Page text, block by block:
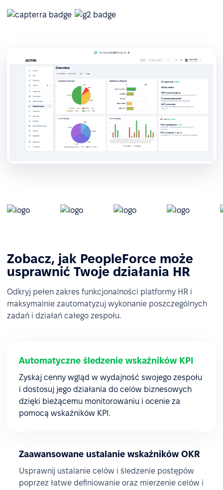
Zobacz, jak PeopleForce może
usprawnić Twoje działania HR
Odkryj pełen zakres funkcjonalności platformy HR i
maksymalnie zautomatyzuj wykonanie poszczególnych
zadań i działań całego zespołu.
Automatyczne śledzenie wskaźników KPI
Zyskaj cenny wgląd w wydajność swojego zespołu
i dostosuj jego działania do celów biznesowych
dzięki bieżącemu monitorowaniu i ocenie za
pomocą wskaźników KPI.
Zaawansowane ustalanie wskaźników OKR
Usprawnij ustalanie celów i śledzenie postępów
poprzez łatwe definiowanie oraz mierzenie celów i